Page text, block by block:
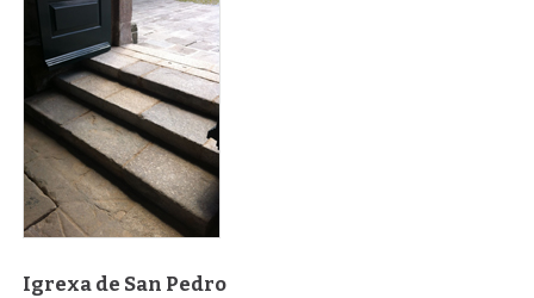
Igrexa de San Pedro